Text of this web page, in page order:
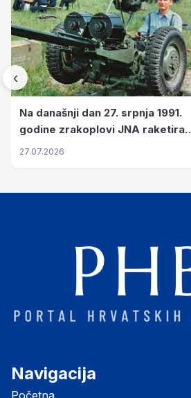
‹
Na današnji dan 27. srpnja 1991.
godine zrakoplovi JNA raketirali
su vojarnu i obučni centar "Nikola
27.07.2026
Navigacija
Početna